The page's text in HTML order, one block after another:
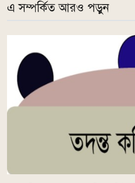
এ সম্পর্কিত আরও পড়ুন